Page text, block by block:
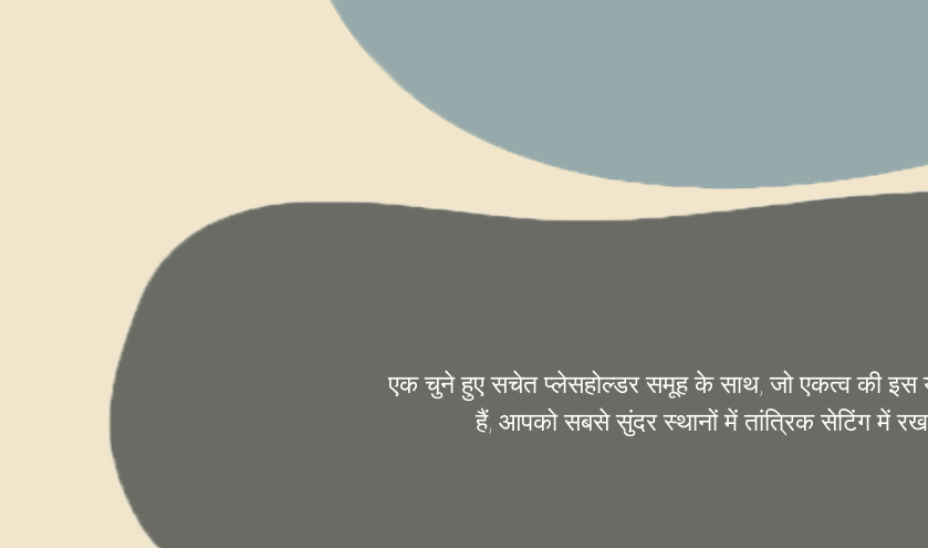
एक चुने हुए सचेत प्लेसहोल्डर समूह के साथ, जो एकत्व की इस
हैं, आपको सबसे सुंदर स्थानों में तांत्रिक सेटिंग में